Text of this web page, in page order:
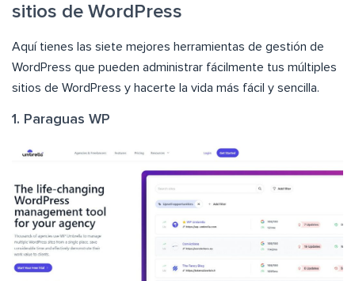
sitios de WordPress
Aquí tienes las siete mejores herramientas de gestión de
WordPress que pueden administrar fácilmente tus múltiples
sitios de WordPress y hacerte la vida más fácil y sencilla.
1. Paraguas WP